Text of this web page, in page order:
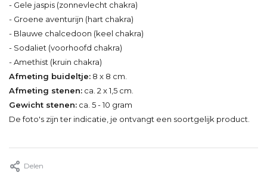
- Gele jaspis (zonnevlecht chakra)
- Groene aventurijn (hart chakra)
- Blauwe chalcedoon (keel chakra)
- Sodaliet (voorhoofd chakra)
- Amethist (kruin chakra)
Afmeting buideltje: 8 x 8 cm.
Afmeting stenen: ca. 2 x 1,5 cm.
Gewicht stenen: ca. 5 - 10 gram
De foto's zijn ter indicatie, je ontvangt een soortgelijk product.
Delen